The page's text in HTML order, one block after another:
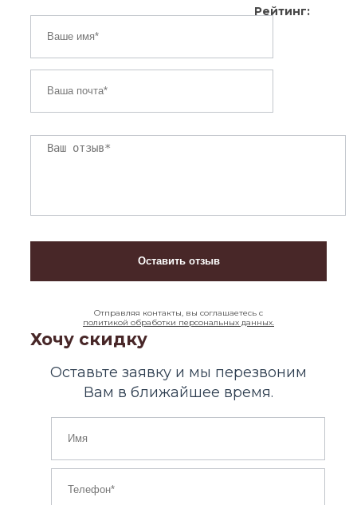
Рейтинг:
Отправляя контакты, вы соглашаетесь с
политикой обработки персональных данных.
Хочу скидку
Оставьте заявку и мы перезвоним
Вам в ближайшее время.